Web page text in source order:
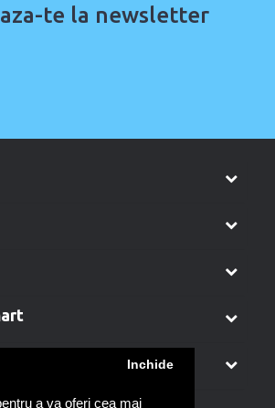
a va oferi cea mai
Inchide
te la newsletter